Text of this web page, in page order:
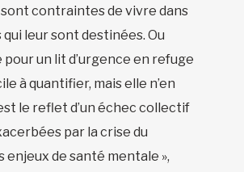
contraintes de vivre dans
leur sont destinées. Ou
un lit d’urgence en refuge
à quantifier, mais elle n’en
le reflet d’un échec collectif
par la crise du
de santé mentale »,